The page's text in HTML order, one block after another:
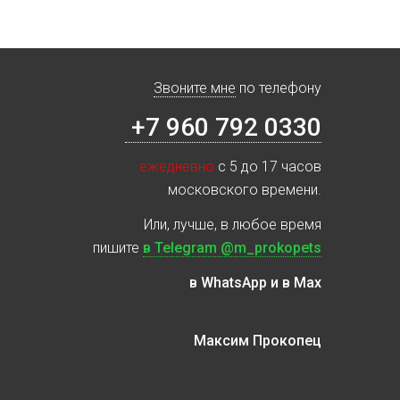
Звоните мне по телефону
+7 960 792 0330
ежедневно с 5 до 17 часов
московского времени.
Или, лучше, в любое время
пишите в Telegram @m_prokopets
в WhatsApp и в Max
Максим Прокопец